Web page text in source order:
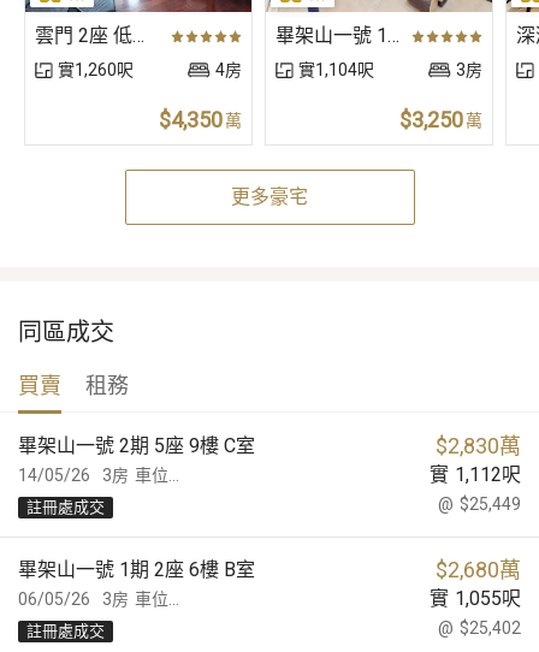
雲門 2座 低層 B室
實1,260呎 4房
$4,350萬
畢架山一號 1期 01座 低層 E室
實1,104呎 3房
$3,250萬
更多豪宅
同區成交
買賣 租務
14/05/26
畢架山一號 2期 5座 9樓 C室 $2,830萬
車位... 實 1,112呎
3房
@ $25,449
註冊處成交
06/05/26
畢架山一號 1期 2座 6樓 B室 $2,680萬
車位... 實 1,055呎
3房
@ $25,402
註冊處成交